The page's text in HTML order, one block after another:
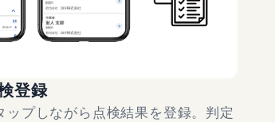
登録
プしながら点検結果を登録。判定